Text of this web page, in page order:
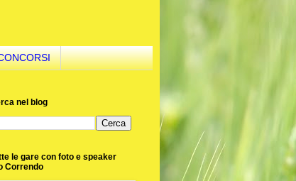
nel blog
le gare con foto e speaker
Correndo